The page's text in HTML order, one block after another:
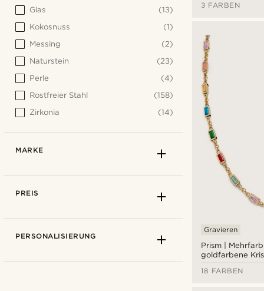
3 FARBEN
Prism |
goldfarbene
Gravieren
18 FARBEN
Glas
(13)
Kokosnuss
(1)
Messing
(2)
Naturstein
(23)
Perle
(4)
Rostfreier Stahl
(158)
Zirkonia
(14)
MARKE
PREIS
PERSONALISIERUNG